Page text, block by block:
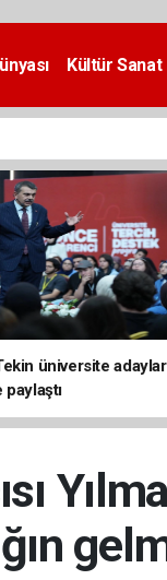
Kültür Sanat
üniversite